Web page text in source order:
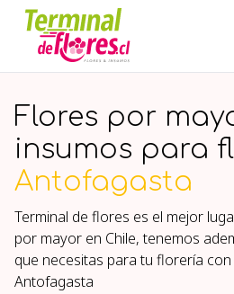
Flores por
insumos para
Antofagasta
Terminal de flores es el mejor
por mayor en Chile, tenemos
que necesitas para tu florería
Antofagasta